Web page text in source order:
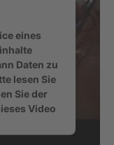
eines
Daten zu
lesen Sie
Sie der
Video